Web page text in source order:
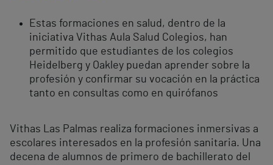
Estas formaciones en salud, dentro de la
iniciativa Vithas Aula Salud Colegios, han
permitido que estudiantes de los colegios
Heidelberg y Oakley puedan aprender sobre la
profesión y confirmar su vocación en la práctica
tanto en consultas como en quirófanos
Vithas Las Palmas realiza formaciones inmersivas a
escolares interesados en la profesión sanitaria. Una
decena de alumnos de primero de bachillerato del